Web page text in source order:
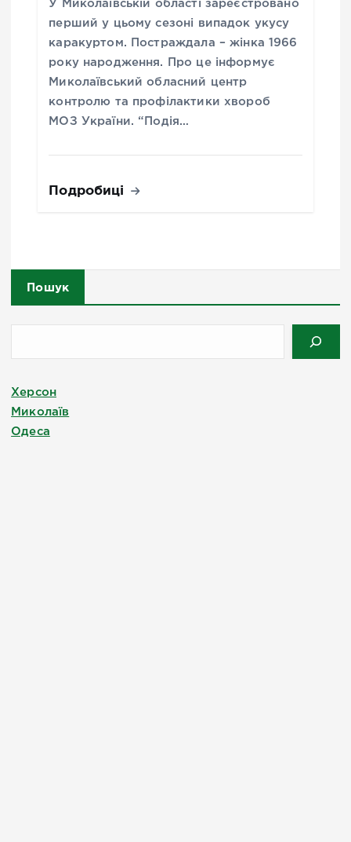
У Миколаївській області зареєстровано
перший у цьому сезоні випадок укусу
каракуртом. Постраждала – жінка 1966
року народження. Про це інформує
Миколаївський обласний центр
контролю та профілактики хвороб
МОЗ України. “Подія…
Подробиці
Пошук
Херсон
Миколаїв
Одеса